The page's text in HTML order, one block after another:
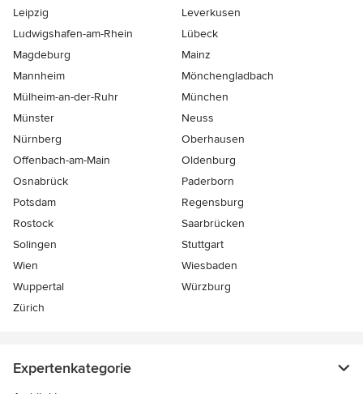
Leipzig
Leverkusen
Ludwigshafen-am-Rhein
Lübeck
Magdeburg
Mainz
Mannheim
Mönchen­gladbach
Mülheim-an-der-Ruhr
München
Münster
Neuss
Nürnberg
Oberhausen
Offenbach-am-Main
Oldenburg
Osnabrück
Paderborn
Potsdam
Regensburg
Rostock
Saarbrücken
Solingen
Stuttgart
Wien
Wiesbaden
Wuppertal
Würzburg
Zürich
Expertenkategorie